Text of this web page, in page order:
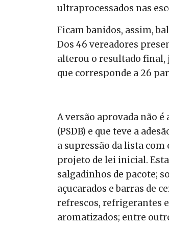
ultraprocessados nas
Ficam banidos, assim,
Dos 46 vereadores
alterou o resultado final,
que corresponde a 26
A versão aprovada não
(PSDB) e que teve a
a supressão da lista
projeto de lei inicial.
salgadinhos de pacote;
açucarados e barras de
refrescos, refrigerantes
aromatizados; entre